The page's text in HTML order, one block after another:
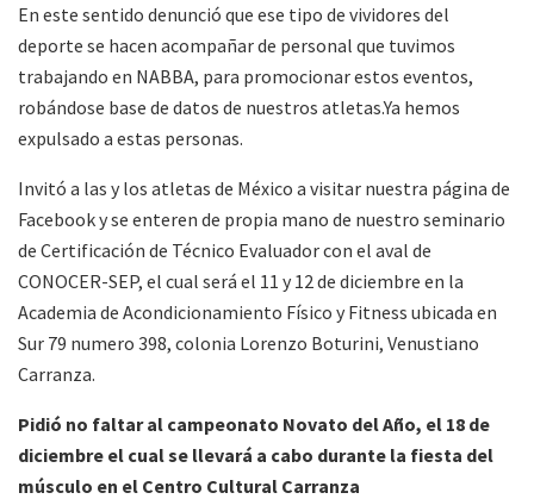
En este sentido denunció que ese tipo de vividores del
deporte se hacen acompañar de personal que tuvimos
trabajando en NABBA, para promocionar estos eventos,
robándose base de datos de nuestros atletas.Ya hemos
expulsado a estas personas.
Invitó a las y los atletas de México a visitar nuestra página de
Facebook y se enteren de propia mano de nuestro seminario
de Certificación de Técnico Evaluador con el aval de
CONOCER-SEP, el cual será el 11 y 12 de diciembre en la
Academia de Acondicionamiento Físico y Fitness ubicada en
Sur 79 numero 398, colonia Lorenzo Boturini, Venustiano
Carranza.
Pidió no faltar al campeonato Novato del Año, el 18 de
diciembre el cual se llevará a cabo durante la fiesta del
músculo en el Centro Cultural Carranza